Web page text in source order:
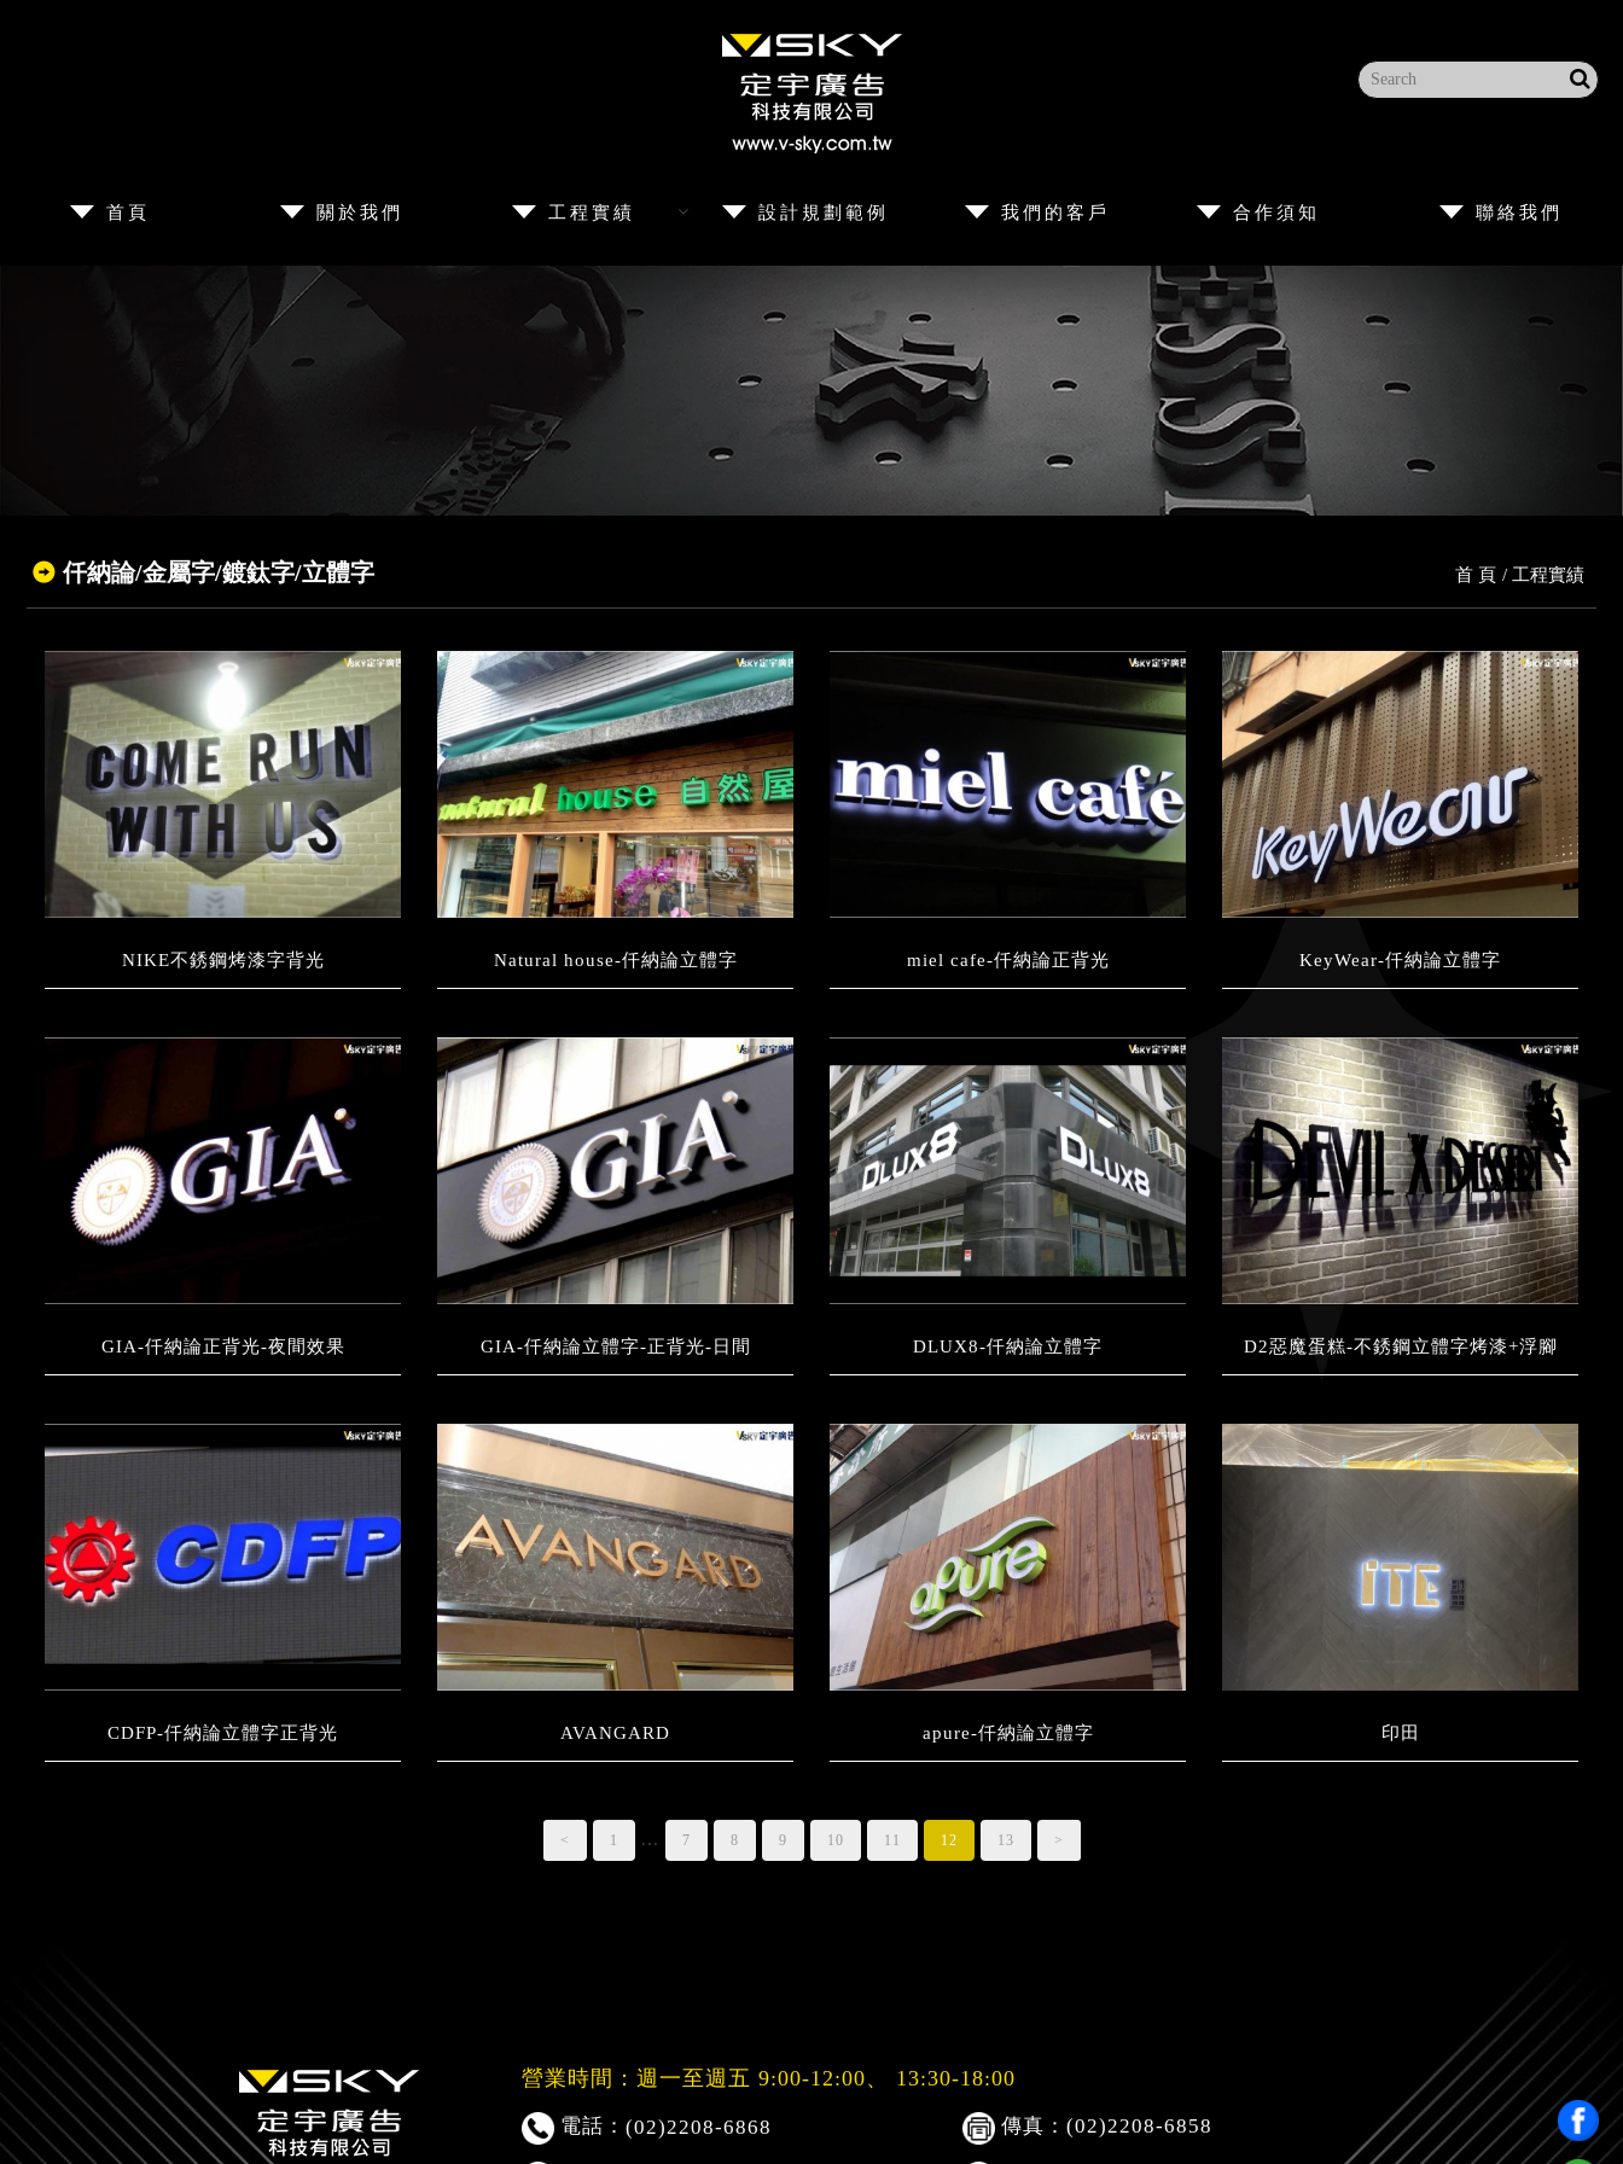
首頁 關於我們 工程實績 設計規劃範例 我們的客戶 合作須知 聯絡我們
仟納論/金屬字/鍍鈦字/立體字 首 頁 工程實績
NIKE不銹鋼烤漆字背光 Natural house-仟納論立體字 miel cafe-仟納論正背光 KeyWear-仟納論立體字
GIA-仟納論正背光-夜間效果 GIA-仟納論立體字-正背光-日間 DLUX8-仟納論立體字 D2惡魔蛋糕-不銹鋼立體字烤漆+浮腳
CDFP-仟納論立體字正背光 AVANGARD apure-仟納論立體字 印田
< 1 ... 7 8 9 10 11 12 13 >
營業時間：週一至週五 9:00-12:00、 13:30-18:00
電話： (02)2208-6868 傳真：(02)2208-6858